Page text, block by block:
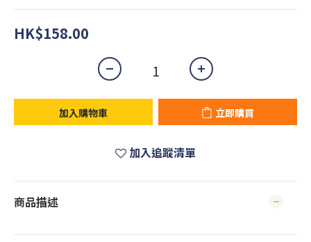
HK$158.00
加入購物車 立即購買
加入追蹤清單
商品描述